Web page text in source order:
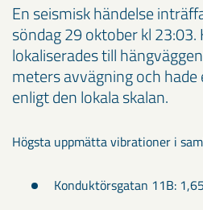
En seismisk händelse
söndag 29 oktober kl 23:03.
lokaliserades till
meters avvägning och
enligt den lokala skalan.
Högsta uppmätta vibrationer i
Konduktörsgatan 11B: